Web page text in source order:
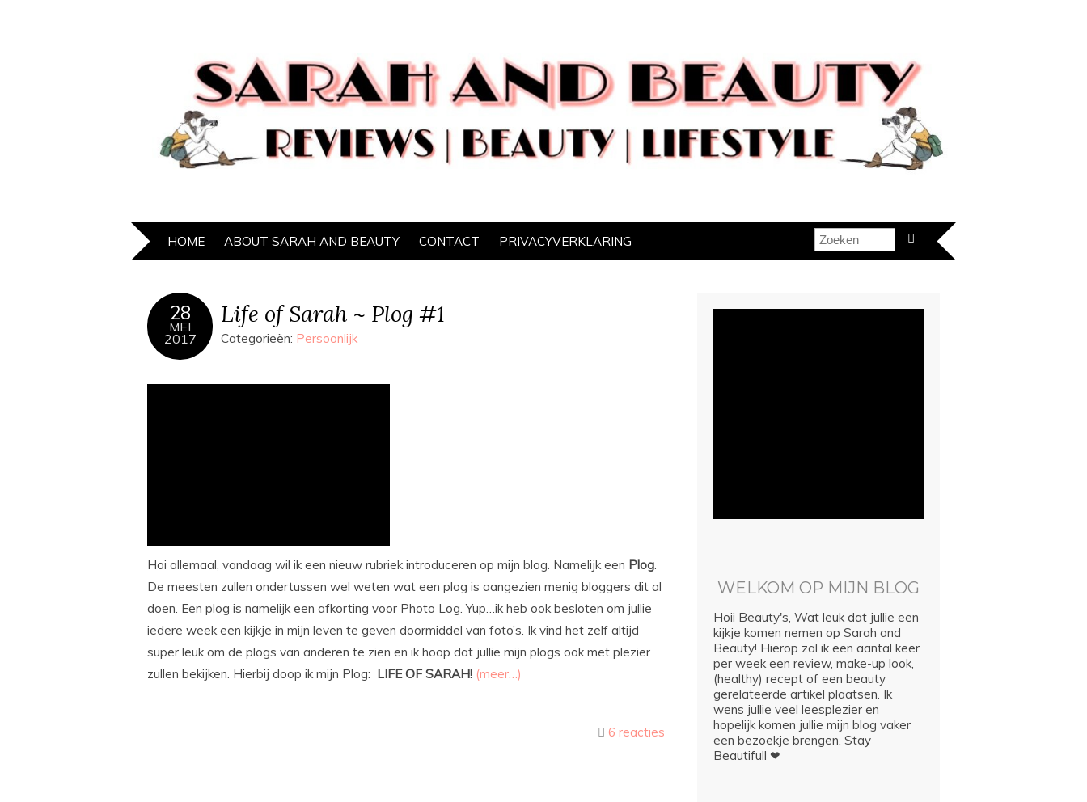
HOME ABOUT SARAH AND BEAUTY CONTACT PRIVACYVERKLARING
28
MEI
2017
Life of Sarah ~ Plog #1
Categorieën: Persoonlijk
Hoi allemaal, vandaag wil ik een nieuw rubriek introduceren op mijn blog. Namelijk een Plog.
De meesten zullen ondertussen wel weten wat een plog is aangezien menig bloggers dit al
doen. Een plog is namelijk een afkorting voor Photo Log. Yup…ik heb ook besloten om jullie
iedere week een kijkje in mijn leven te geven doormiddel van foto’s. Ik vind het zelf altijd
super leuk om de plogs van anderen te zien en ik hoop dat jullie mijn plogs ook met plezier
zullen bekijken. Hierbij doop ik mijn Plog: LIFE OF SARAH! (meer…)
6 reacties
WELKOM OP MIJN BLOG
Hoii Beauty's, Wat leuk dat jullie een
kijkje komen nemen op Sarah and
Beauty! Hierop zal ik een aantal keer
per week een review, make-up look,
(healthy) recept of een beauty
gerelateerde artikel plaatsen. Ik
wens jullie veel leesplezier en
hopelijk komen jullie mijn blog vaker
een bezoekje brengen. Stay
Beautifull ❤